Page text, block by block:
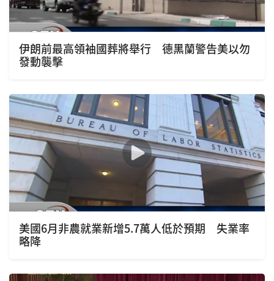
伊朗前最高領袖國葬將舉行 德黑蘭警告美以勿
發動襲擊
美國6月非農就業新增5.7萬人低於預期 失業率
略降